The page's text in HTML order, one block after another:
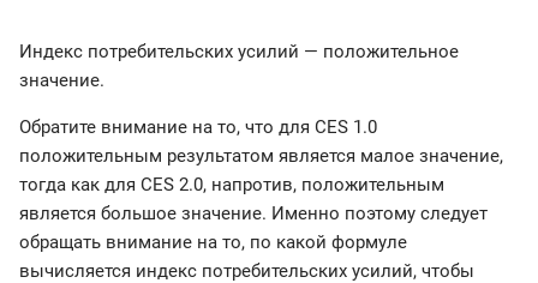
Индекс потребительских усилий — положительное
значение.
Обратите внимание на то, что для CES 1.0
положительным результатом является малое значение,
тогда как для CES 2.0, напротив, положительным
является большое значение. Именно поэтому следует
обращать внимание на то, по какой формуле
вычисляется индекс потребительских усилий, чтобы